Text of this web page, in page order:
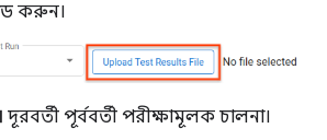
করুন।
দূরবর্তী পূর্ববর্তী পরীক্ষামূলক চালনা।